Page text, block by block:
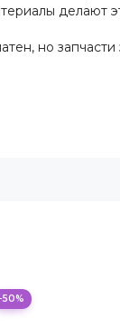
делают
но